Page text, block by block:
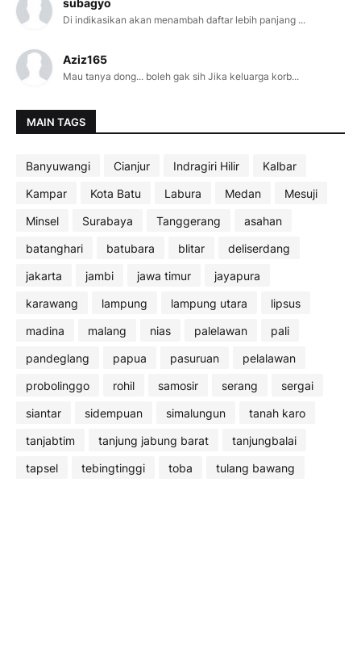
subagyo
Di indikasikan akan menambah daftar lebih panjang ...
Aziz165
Mau tanya dong... boleh gak sih Jika keluarga korb...
MAIN TAGS
Banyuwangi Cianjur Indragiri Hilir
Kalbar
Kampar
Kota Batu Labura Medan
Mesuji
Minsel
Surabaya Tanggerang
asahan
batanghari
batubara blitar
deliserdang
jakarta
jambi jawa timur
jayapura
karawang
lampung lampung utara
lipsus
madina
malang nias palelawan
pali
pandeglang
papua pasuruan
pelalawan
probolinggo
rohil samosir serang
sergai
siantar
sidempuan simalungun
tanah karo
tanjabtim
tanjung jabung barat
tanjungbalai
tapsel
tebingtinggi toba tulang bawang